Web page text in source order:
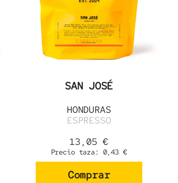
SAN JOSÉ
HONDURAS
ESPRESSO
13,05€
Precio taza: 0,43 €
Comprar